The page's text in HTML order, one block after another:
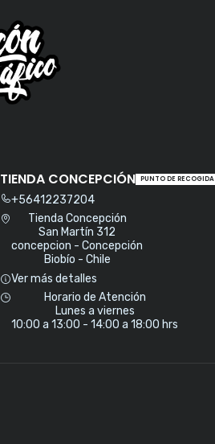
TIENDA CONCEPCIÓN PUNTO DE RECOGIDA
+56412237204
Tienda Concepción
San Martín 312
concepcion - Concepción
Biobío - Chile
Ver más detalles
Horario de Atención
Lunes a viernes
10:00 a 13:00 - 14:00 a 18:00 hrs